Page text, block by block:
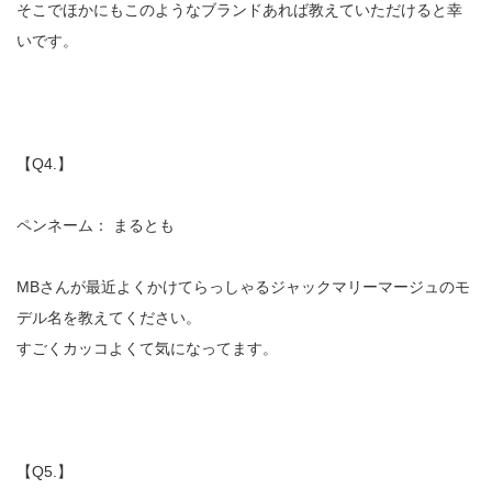
そこでほかにもこのようなブランドあれば教えていただけると幸
いです。
【Q4.】
ペンネーム： まるとも
MBさんが最近よくかけてらっしゃるジャックマリーマージュのモ
デル名を教えてください。
すごくカッコよくて気になってます。
【Q5.】